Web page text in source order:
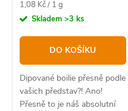
Měrná
cena:
1,08 Kč / 1 g
Skladem >3 ks
DO KOŠÍKU
Dipované boilie přesně podle
vašich představ?! Ano!
Přesně to je náš absolutní